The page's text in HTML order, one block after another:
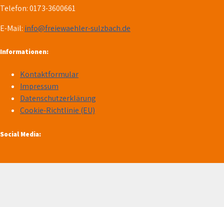
Telefon: 0173-3600661
E-Mail: info@freiewaehler-sulzbach.de
Informationen:
Kontaktformular
Impressum
Datenschutzerklärung
Cookie-Richtlinie (EU)
Social Media: